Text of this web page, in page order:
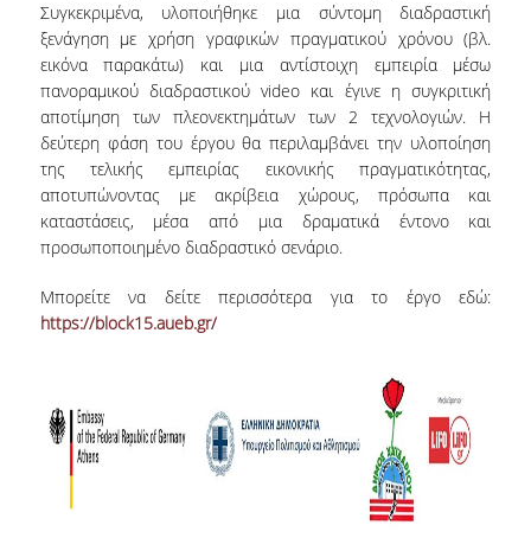
Συγκεκριμένα, υλοποιήθηκε μια σύντομη διαδραστική
ξενάγηση με χρήση γραφικών πραγματικού χρόνου (βλ.
εικόνα παρακάτω) και μια αντίστοιχη εμπειρία μέσω
πανοραμικού διαδραστικού video και έγινε η συγκριτική
αποτίμηση των πλεονεκτημάτων των 2 τεχνολογιών. Η
δεύτερη φάση του έργου θα περιλαμβάνει την υλοποίηση
της τελικής εμπειρίας εικονικής πραγματικότητας,
αποτυπώνοντας με ακρίβεια χώρους, πρόσωπα και
καταστάσεις, μέσα από μια δραματικά έντονο και
προσωποποιημένο διαδραστικό σενάριο.
Μπορείτε να δείτε περισσότερα για το έργο εδώ:
https://block15.aueb.gr/